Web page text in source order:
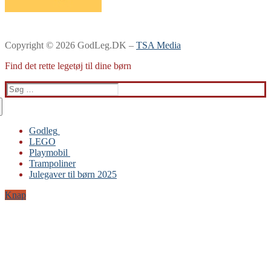
Copyright © 2026 GodLeg.DK – TSA Media
Find det rette legetøj til dine børn
Søg
efter:
Godleg
Gabby’s Dukkehus
Playmobil
Trampoliner
LEGO
LEGO
Playmobil
Trampoliner
Julegaver til børn 2025
Knap